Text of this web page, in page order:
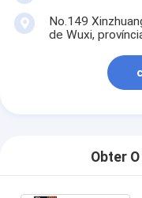
No.149
de Wuxi,
Obter